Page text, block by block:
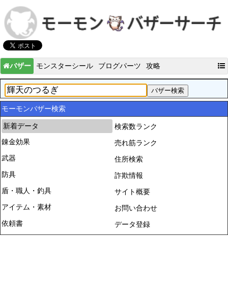
バザー モンスターシール ブログパーツ 攻略
モーモンバザー検索
新着データ
錬金効果
武器
防具
盾・職人・釣具
アイテム・素材
依頼書
検索数ランク
売れ筋ランク
住所検索
詐欺情報
サイト概要
お問い合わせ
データ登録